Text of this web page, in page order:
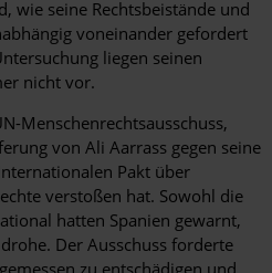
wie seine Rechtsbeistände und
voneinander gefordert
liegen seinen
nicht vor.
Menschenrechtsausschuss,
von Ali Aarrass gegen seine
Pakt über
verstoßen hat. Sowohl die
hatten Spanien gewarnt,
Der Ausschuss forderte